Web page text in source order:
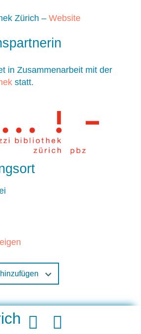
Zürich – Website
in Zusammenarbeit mit der
statt.